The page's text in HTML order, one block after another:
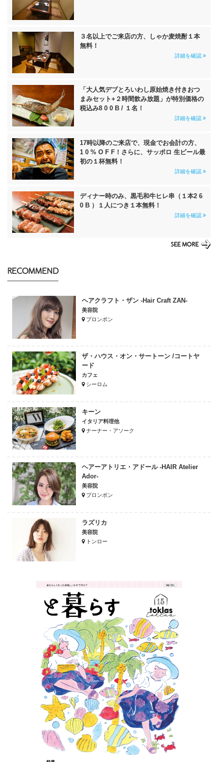
３名以上でご来店の方、しゃか麦焼酎１本
無料！
詳細を確認
「大人気デブとろいわし原始焼き付きおつ
まみセット+２時間飲み放題」が特別価格の
税込み8 0 0 B / １名！
詳細を確認
17時以降のご来店で、現金でお会計の方、
1 0 % O F F！さらに、サッポロ 生ビール最
初の１杯無料！
詳細を確認
ディナー時のみ、黒毛和牛ヒレ串（１本2 6
0 B ）１人につき１本無料！
詳細を確認
SEE MORE
RECOMMEND
ヘアクラフト・ザン -Hair Craft ZAN-
美容院
プロンポン
ザ・ハウス・オン・サートーン /コートヤ
ード
カフェ
シーロム
キーン
イタリア料理他
ナーナー・アソーク
ヘアーアトリエ・アドール -HAIR Atelier
Ador-
美容院
プロンポン
ラズリカ
美容院
トンロー